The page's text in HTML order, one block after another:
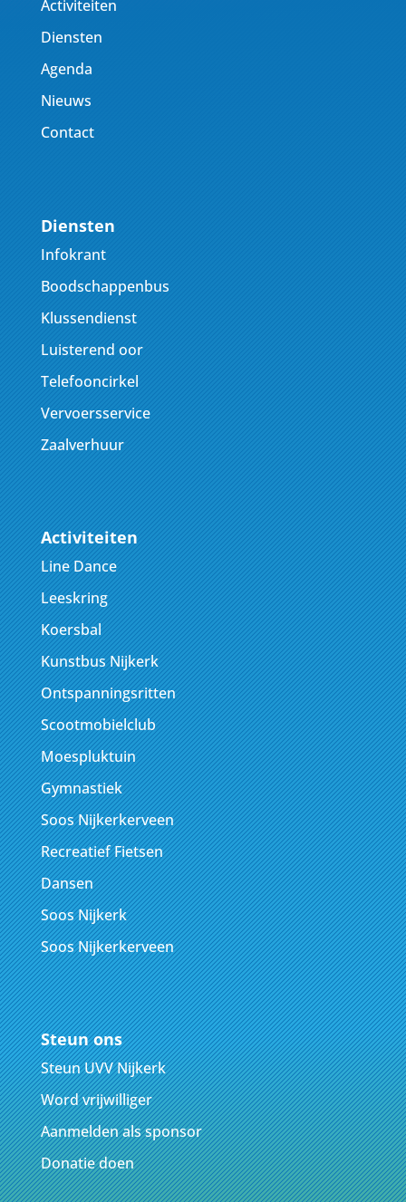
Activiteiten
Diensten
Agenda
Nieuws
Contact
Diensten
Infokrant
Boodschappenbus
Klussendienst
Luisterend oor
Telefooncirkel
Vervoersservice
Zaalverhuur
Activiteiten
Line Dance
Leeskring
Koersbal
Kunstbus Nijkerk
Ontspanningsritten
Scootmobielclub
Moespluktuin
Gymnastiek
Soos Nijkerkerveen
Recreatief Fietsen
Dansen
Soos Nijkerk
Soos Nijkerkerveen
Steun ons
Steun UVV Nijkerk
Word vrijwilliger
Aanmelden als sponsor
Donatie doen